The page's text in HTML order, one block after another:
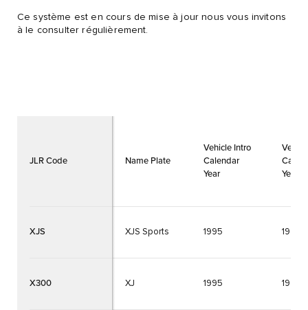
Ce système est en cours de mise à jour nous vous invitons
à le consulter régulièrement.
Name Plate
Vehicle Intro
Calendar
Year
Year
XJS Sports 1995 1996
XJ 1995 1997
JLR Code
XJS
X300